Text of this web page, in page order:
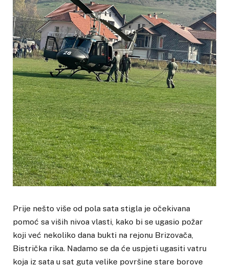
Prije nešto više od pola sata stigla je očekivana
pomoć sa viših nivoa vlasti, kako bi se ugasio požar
koji već nekoliko dana bukti na rejonu Brizovača,
Bistrička rika. Nadamo se da će uspjeti ugasiti vatru
koja iz sata u sat guta velike površine stare borove